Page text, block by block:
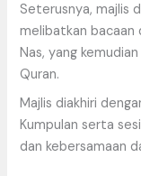
Seterusnya, majlis
melibatkan bacaan
Nas, yang
Quran.
Majlis diakhiri
Kumpulan serta
dan kebersamaan